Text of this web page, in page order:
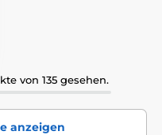
von 135 gesehen.
anzeigen